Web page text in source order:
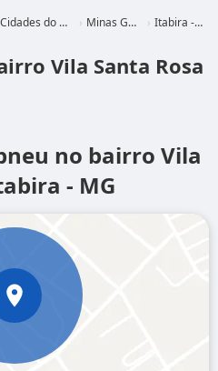
Cidades do Brasil Minas Gerais Itabira - MG
Vila Santa Rosa
no bairro Vila
- MG